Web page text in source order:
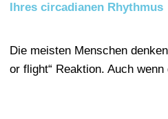
Ihres circadianen Rhythmus
Die meisten Menschen
or flight“ Reaktion. Auch